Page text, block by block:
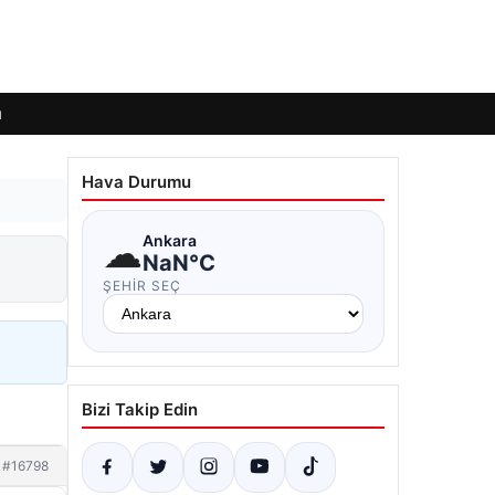
#16798
Hava Durumu
☁Ankara
NaN°C
ŞEHIR SEÇ
Bizi Takip Edin